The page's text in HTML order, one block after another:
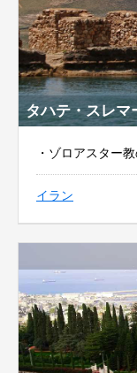
タハテ・スレマ
・ゾロアスター
イラン